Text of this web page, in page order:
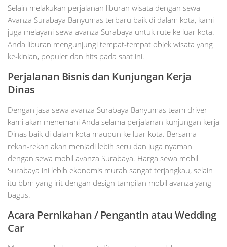
Selain melakukan perjalanan liburan wisata dengan sewa
Avanza Surabaya Banyumas terbaru baik di dalam kota, kami
juga melayani sewa avanza Surabaya untuk rute ke luar kota.
Anda liburan mengunjungi tempat-tempat objek wisata yang
ke-kinian, populer dan hits pada saat ini.
Perjalanan Bisnis dan Kunjungan Kerja
Dinas
Dengan jasa sewa avanza Surabaya Banyumas team driver
kami akan menemani Anda selama perjalanan kunjungan kerja
Dinas baik di dalam kota maupun ke luar kota. Bersama
rekan-rekan akan menjadi lebih seru dan juga nyaman
dengan sewa mobil avanza Surabaya. Harga sewa mobil
Surabaya ini lebih ekonomis murah sangat terjangkau, selain
itu bbm yang irit dengan design tampilan mobil avanza yang
bagus.
Acara Pernikahan / Pengantin atau Wedding
Car